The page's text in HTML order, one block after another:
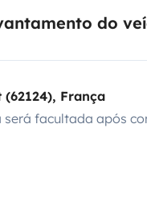
do
França
será facultada após